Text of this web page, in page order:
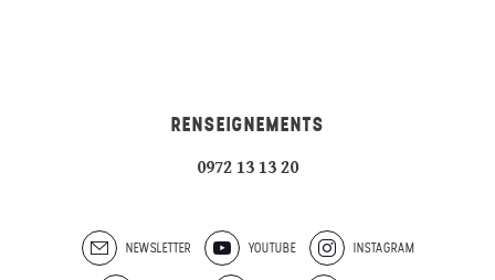
RENSEIGNEMENTS
0972 13 13 20
NEWSLETTER YOUTUBE INSTAGRAM